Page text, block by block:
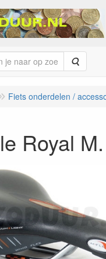
Zoeken
Fiets onderdelen /
Royal